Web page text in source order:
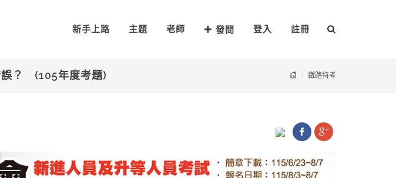
新手上路 主題 老師 發問 登入 註冊
誤？ (105年度考題) 鐵路特考